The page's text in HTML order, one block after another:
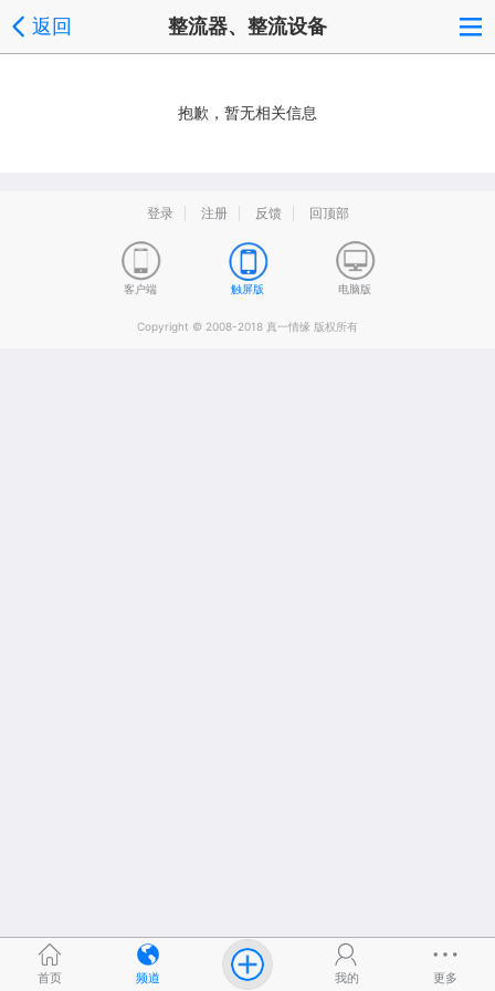
返回 整流器、整流设备
抱歉，暂无相关信息
登录 注册 反馈 回顶部
客户端 触屏版 电脑版
Copyright © 2008-2018 真一情缘 版权所有
首页 频道 我的 更多